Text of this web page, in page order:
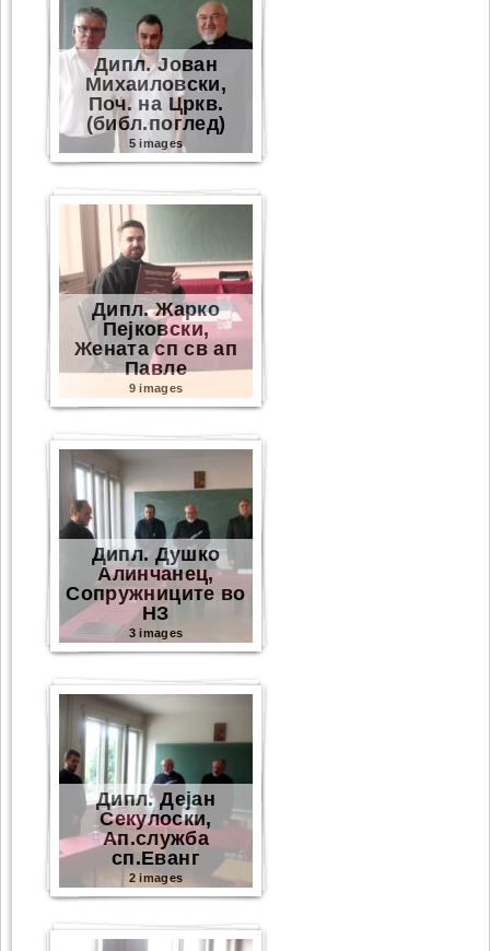
Дипл. Јован
Михаиловски,
Поч. на Цркв.
(библ.поглед)
5 images
Дипл. Жарко
Пејковски,
Жената сп св ап
Павле
9 images
Дипл. Душко
Алинчанец,
Сопружниците во
НЗ
3 images
Дипл. Дејан
Секулоски,
Ап.служба
сп.Еванг
2 images